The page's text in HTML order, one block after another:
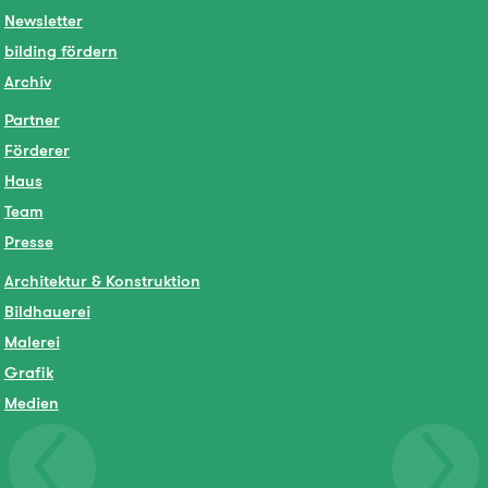
Newsletter
bilding fördern
Archiv
Partner
Förderer
Haus
Team
Presse
Architektur & Konstruktion
Bildhauerei
Malerei
Grafik
Medien